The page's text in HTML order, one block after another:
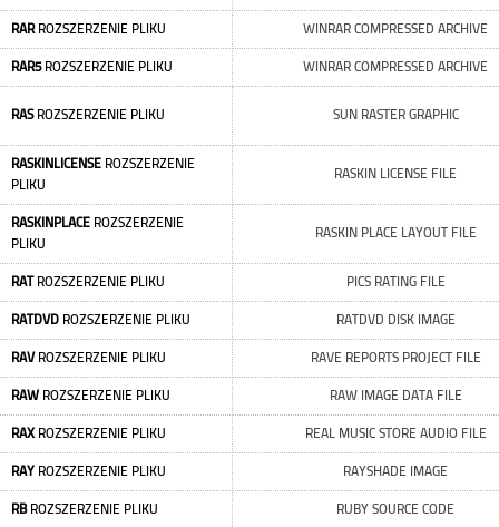
RARROZSZERZENIE PLIKU WINRAR COMPRESSED ARCHIVE
RAR5ROZSZERZENIE PLIKU WINRAR COMPRESSED ARCHIVE
RASROZSZERZENIE PLIKU SUN RASTER GRAPHIC
RASKINLICENSE ROZSZERZENIE
PLIKU
RASKIN LICENSE FILE
RASKINPLACE ROZSZERZENIE
PLIKU
RASKIN PLACE LAYOUT FILE
RATROZSZERZENIE PLIKU PICS RATING FILE
RATDVD ROZSZERZENIE PLIKU RATDVD DISK IMAGE
RAVROZSZERZENIE PLIKU RAVE REPORTS PROJECT FILE
RAW ROZSZERZENIE PLIKU RAW IMAGE DATA FILE
RAXROZSZERZENIE PLIKU REAL MUSIC STORE AUDIO FILE
RAY ROZSZERZENIE PLIKU RAYSHADE IMAGE
RBROZSZERZENIE PLIKU RUBY SOURCE CODE